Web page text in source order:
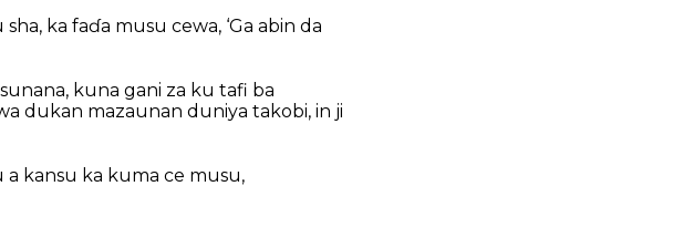
ka faɗa musu cewa, ‘Ga abin da
kuna gani za ku tafi ba
dukan mazaunan duniya takobi, in ji
a kansu ka kuma ce musu,